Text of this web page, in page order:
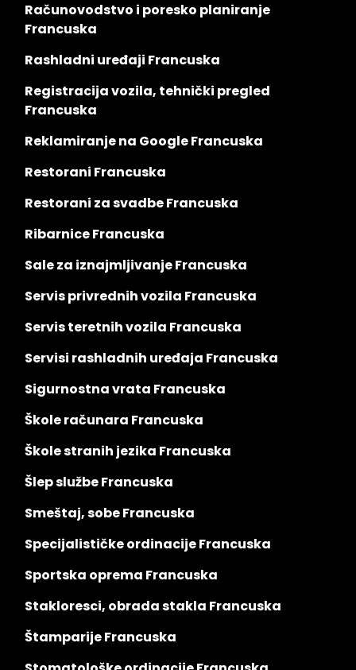
Računovodstvo i poresko planiranje
Francuska
Rashladni uređaji Francuska
Registracija vozila, tehnički pregled
Francuska
Reklamiranje na Google Francuska
Restorani Francuska
Restorani za svadbe Francuska
Ribarnice Francuska
Sale za iznajmljivanje Francuska
Servis privrednih vozila Francuska
Servis teretnih vozila Francuska
Servisi rashladnih uređaja Francuska
Sigurnostna vrata Francuska
Škole računara Francuska
Škole stranih jezika Francuska
Šlep službe Francuska
Smeštaj, sobe Francuska
Specijalističke ordinacije Francuska
Sportska oprema Francuska
Stakloresci, obrada stakla Francuska
Štamparije Francuska